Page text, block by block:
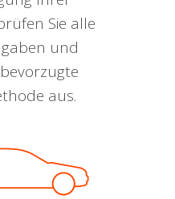
Sie alle
und
aus.